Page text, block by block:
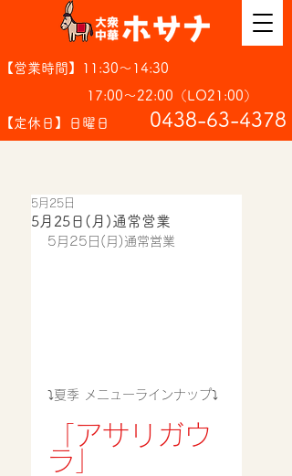
【営業時間】11:30～14:30
17:00～22:00（LO21:00）
【定休日】日曜日
​0438-63-4378
5月25日(月)通常営業
5月25日
5月25日(月)通常営業
⤵︎夏季 メニューラインナップ⤵︎
「アサリガウ
ラ」